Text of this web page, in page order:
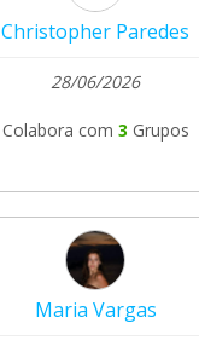
Christopher Paredes
28/06/2026
Colabora com 3 Grupos
Maria Vargas